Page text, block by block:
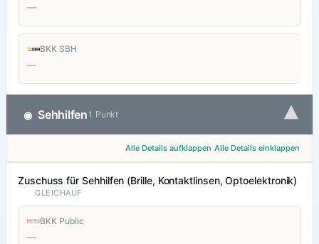
—
BKK SBH
—
◉ Sehhilfen 1 Punkt ▾
Alle Details aufklappen Alle Details einklappen
Zuschuss für Sehhilfen (Brille, Kontaktlinsen, Optoelektronik)
GLEICHAUF
BKK Public
—